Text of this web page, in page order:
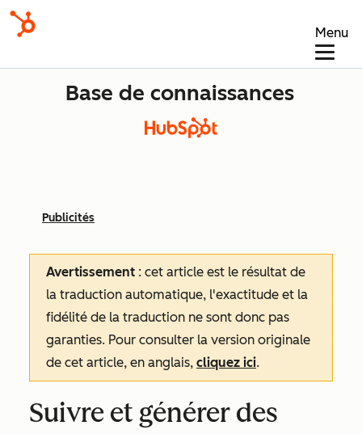
Menu
Base de connaissances
Publicités
Avertissement : cet article est le résultat de
la traduction automatique, l'exactitude et la
fidélité de la traduction ne sont donc pas
garanties. Pour consulter la version originale
de cet article, en anglais, cliquez ici.
Suivre et générer des